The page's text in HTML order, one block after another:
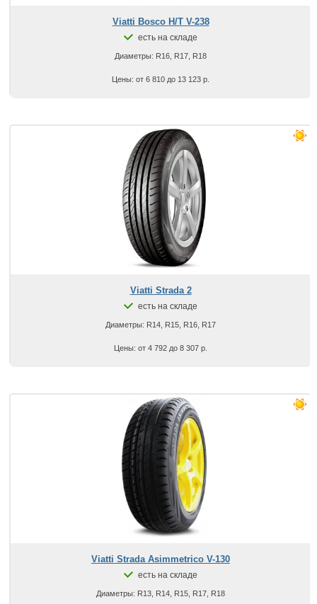
Viatti Bosco H/T V-238
есть на складе
Диаметры: R16, R17, R18
Цены: от 6 810 до 13 123 р.
Viatti Strada 2
есть на складе
Диаметры: R14, R15, R16, R17
Цены: от 4 792 до 8 307 р.
Viatti Strada Asimmetrico V-130
есть на складе
Диаметры: R13, R14, R15, R17, R18